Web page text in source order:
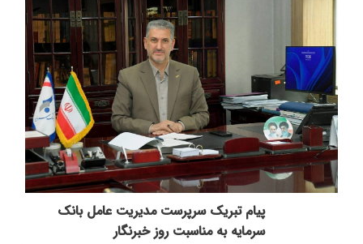
پیام تبریک سرپرست مدیریت عامل بانک
سرمایه به مناسبت روز خبرنگار